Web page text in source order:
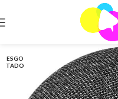
ESGO
TADO